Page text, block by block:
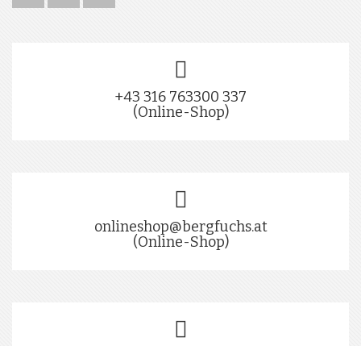
+43 316 763300 337
(Online-Shop)
onlineshop@bergfuchs.at
(Online-Shop)